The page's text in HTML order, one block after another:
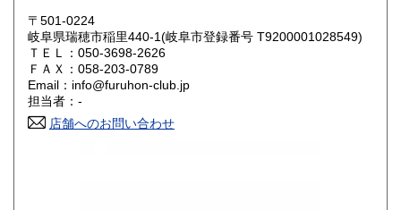
岡山県
山口県 800円
香川県 800円
高知県 800円
〒501-0224
岐阜県瑞穂市稲里440-1(岐阜市登録番号 T9200001028549)
ＴＥＬ：050-3698-2626
ＦＡＸ：058-203-0789
Email：info@furuhon-club.jp
担当者：-
店舗へのお問い合わせ